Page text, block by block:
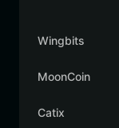
Wingbits
MoonCoin
Catix